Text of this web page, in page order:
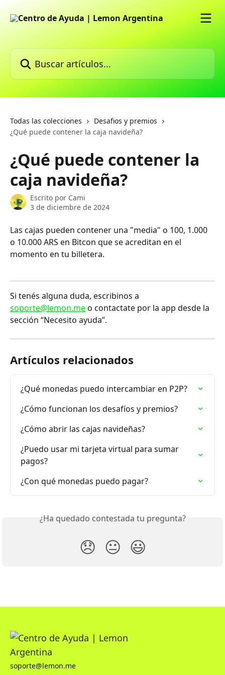
Todas las colecciones
Desafios y premios
¿Qué puede contener la caja navideña?
¿Qué puede contener la
caja navideña?
Escrito por Cami
3 de diciembre de 2024
Las cajas pueden contener una "media" o 100, 1.000
o 10.000 ARS en Bitcon que se acreditan en el
momento en tu billetera.
Si tenés alguna duda, escribinos a
soporte@lemon.me o contactate por la app desde la
sección “Necesito ayuda”.
Artículos relacionados
¿Qué monedas puedo intercambiar en P2P?
¿Cómo funcionan los desafíos y premios?
¿Cómo abrir las cajas navideñas?
¿Puedo usar mi tarjeta virtual para sumar
pagos?
¿Con qué monedas puedo pagar?
¿Ha quedado contestada tu pregunta?
😞 😐 😃
soporte@lemon.me